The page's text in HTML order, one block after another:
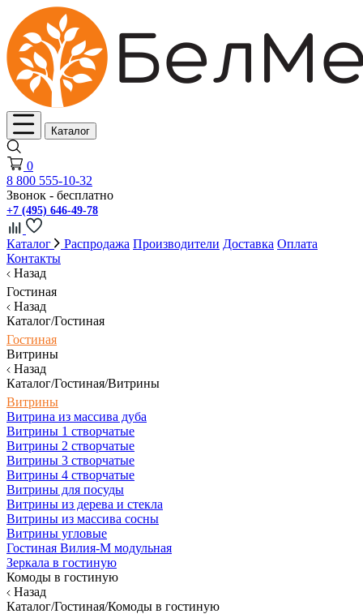
Каталог
0
8 800 555-10-32
Звонок - бесплатно
+7 (495) 646-49-78
Каталог Распродажа Производители Доставка Оплата
Контакты
Назад
Гостиная
Назад
Каталог/Гостиная
Гостиная
Витрины
Назад
Каталог/Гостиная/Витрины
Витрины
Витрина из массива дуба
Витрины 1 створчатые
Витрины 2 створчатые
Витрины 3 створчатые
Витрины 4 створчатые
Витрины для посуды
Витрины из дерева и стекла
Витрины из массива сосны
Витрины угловые
Гостиная Вилия-М модульная
Зеркала в гостиную
Комоды в гостиную
Назад
Каталог/Гостиная/Комоды в гостиную